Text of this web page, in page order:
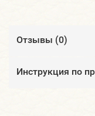
Отзывы (0)
Инструкция по